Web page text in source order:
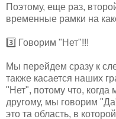
Поэтому, еще раз,
временные рамки на
3️⃣ Говорим "Нет"!!!
Мы перейдем сразу к
также касается наших
"Нет", потому что,
другому, мы говорим
это та область, в